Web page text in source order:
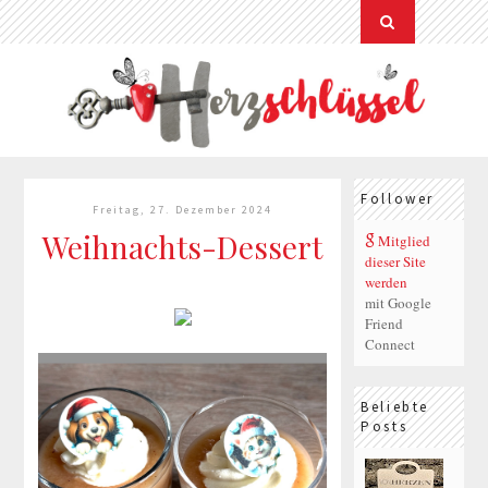
Freitag, 27. Dezember 2024
Weihnachts-Dessert
Follower
Mitglied
dieser Site
werden
mit Google
Friend
Connect
Beliebte
Posts